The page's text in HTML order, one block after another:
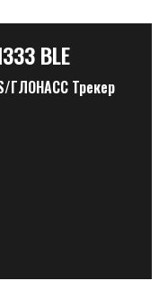
BLE
ГЛОНАСС Трекер